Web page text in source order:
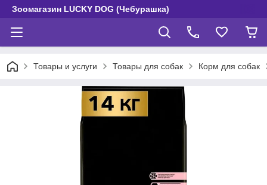
Зоомагазин LUCKY DOG (Чебурашка)
Товары и услуги Товары для собак Корм для собак